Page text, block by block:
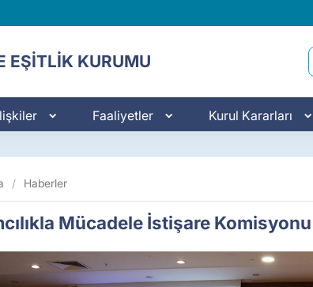
EŞİTLİK KURUMU
Faaliyetler Kurul Kararları
/ Haberler
Mücadele İstişare